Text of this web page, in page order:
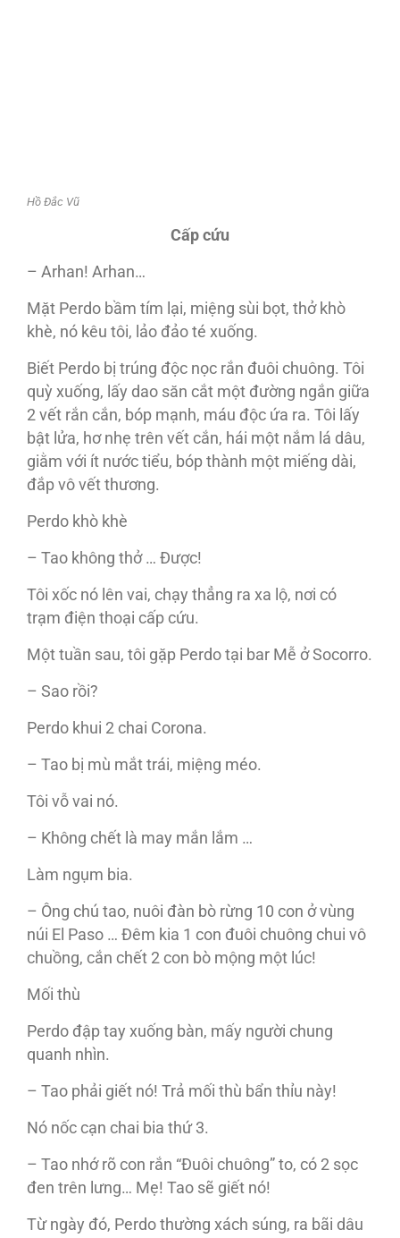
Hồ Đắc Vũ
Cấp cứu
– Arhan! Arhan…
Mặt Perdo bầm tím lại, miệng sùi bọt, thở khò
khè, nó kêu tôi, lảo đảo té xuống.
Biết Perdo bị trúng độc nọc rắn đuôi chuông. Tôi
quỳ xuống, lấy dao săn cắt một đường ngắn giữa
2 vết rắn cắn, bóp mạnh, máu độc ứa ra. Tôi lấy
bật lửa, hơ nhẹ trên vết cắn, hái một nắm lá dâu,
giằm với ít nước tiểu, bóp thành một miếng dài,
đắp vô vết thương.
Perdo khò khè
– Tao không thở … Được!
Tôi xốc nó lên vai, chạy thẳng ra xa lộ, nơi có
trạm điện thoại cấp cứu.
Một tuần sau, tôi gặp Perdo tại bar Mễ ở Socorro.
– Sao rồi?
Perdo khui 2 chai Corona.
– Tao bị mù mắt trái, miệng méo.
Tôi vỗ vai nó.
– Không chết là may mắn lắm …
Làm ngụm bia.
– Ông chú tao, nuôi đàn bò rừng 10 con ở vùng
núi El Paso … Đêm kia 1 con đuôi chuông chui vô
chuồng, cắn chết 2 con bò mộng một lúc!
Mối thù
Perdo đập tay xuống bàn, mấy người chung
quanh nhìn.
– Tao phải giết nó! Trả mối thù bẩn thỉu này!
Nó nốc cạn chai bia thứ 3.
– Tao nhớ rõ con rắn “Đuôi chuông” to, có 2 sọc
đen trên lưng… Mẹ! Tao sẽ giết nó!
Từ ngày đó, Perdo thường xách súng, ra bãi dâu